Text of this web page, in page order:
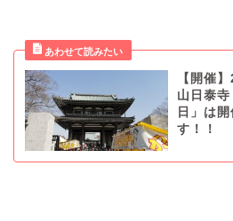
【開催
山日泰
日」は
す！！